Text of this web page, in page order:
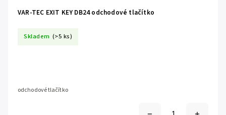
VAR-TEC EXIT KEY DB24 odchodové tlačítko
Skladem (>5 ks)
odchodové tlačítko